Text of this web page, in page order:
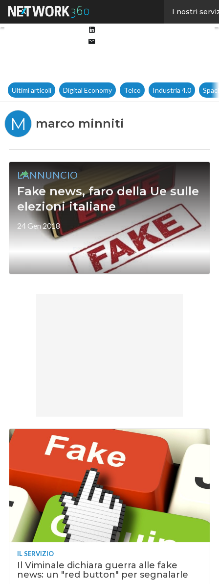
I nostri
Ultimi articoli Digital Economy Telco Industria 4.0
M marco minniti
L'ANNUNCIO
Fake news, faro della Ue sulle
elezioni italiane
24 Gen 2018
IL SERVIZIO
Il Viminale dichiara guerra alle fake
news: un "red button" per segnalarle